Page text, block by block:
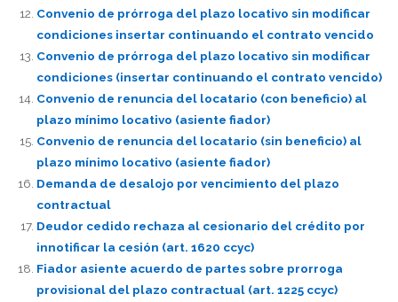
Convenio de prórroga del plazo locativo sin modificar
condiciones insertar continuando el contrato vencido
Convenio de prórroga del plazo locativo sin modificar
condiciones (insertar continuando el contrato vencido)
Convenio de renuncia del locatario (con beneficio) al
plazo mínimo locativo (asiente fiador)
Convenio de renuncia del locatario (sin beneficio) al
plazo mínimo locativo (asiente fiador)
Demanda de desalojo por vencimiento del plazo
contractual
Deudor cedido rechaza al cesionario del crédito por
innotificar la cesión (art. 1620 ccyc)
Fiador asiente acuerdo de partes sobre prorroga
provisional del plazo contractual (art. 1225 ccyc)